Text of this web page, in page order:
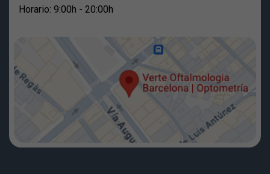
Horario: 9:00h - 20:00h